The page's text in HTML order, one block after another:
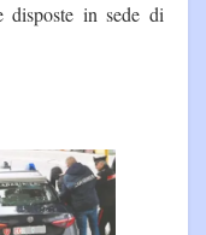
disposte in sede di